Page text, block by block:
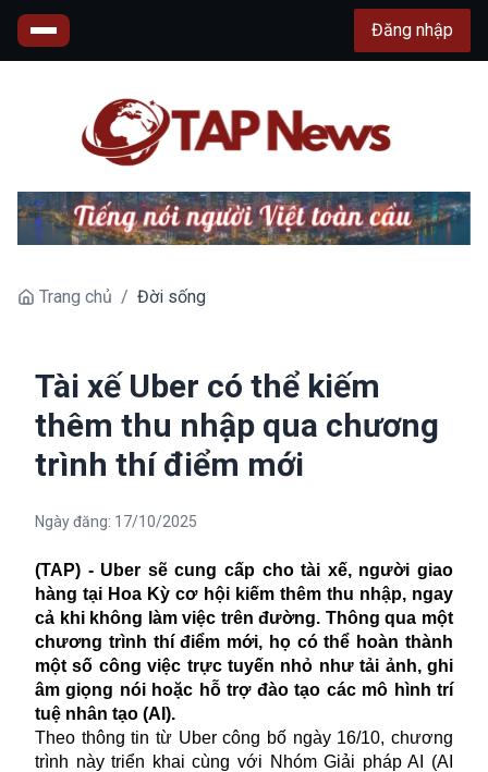
Đăng nhập
Trang chủ / Đời sống
Tài xế Uber có thể kiếm
thêm thu nhập qua chương
trình thí điểm mới
Ngày đăng: 17/10/2025
(TAP) - Uber sẽ cung cấp cho tài xế, người giao
hàng tại Hoa Kỳ cơ hội kiếm thêm thu nhập, ngay
cả khi không làm việc trên đường. Thông qua một
chương trình thí điểm mới, họ có thể hoàn thành
một số công việc trực tuyến nhỏ như tải ảnh, ghi
âm giọng nói hoặc hỗ trợ đào tạo các mô hình trí
tuệ nhân tạo (AI).
Theo thông tin từ Uber công bố ngày 16/10, chương
trình này triển khai cùng với Nhóm Giải pháp AI (AI